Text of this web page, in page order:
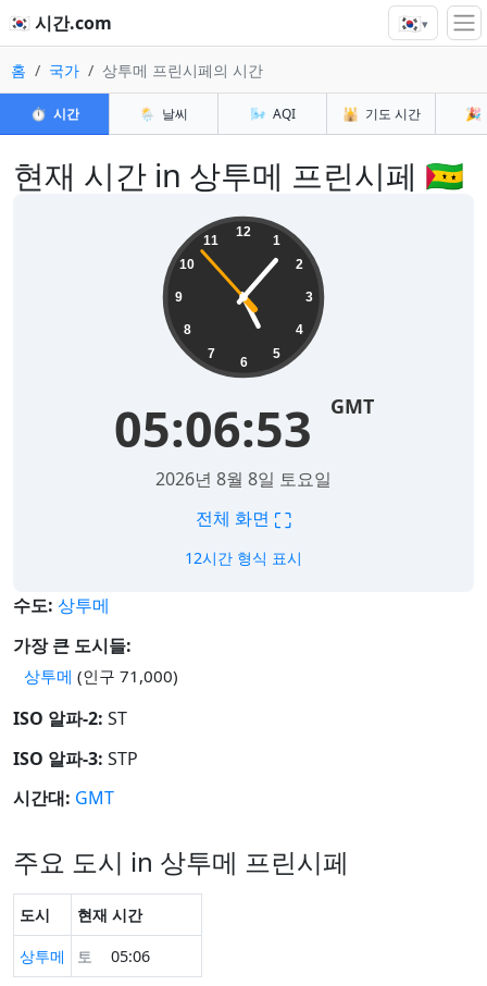
🇰🇷 시간.com 🇰🇷▾
홈 국가 상투메 프린시페의 시간
⏱️ 시간 🌦️ 날씨 🌬️ AQI 🕌 기도 시간 🎉
현재 시간 in 상투메 프린시페 🇸🇹
12
1
2
3
4
5
6
7
8
9
10
11
05:06:53 GMT
2026년 8월 8일 토요일
전체 화면 ⛶
12시간 형식 표시
수도: 상투메
가장 큰 도시들:
상투메 (인구 71,000)
ISO 알파-2: ST
ISO 알파-3: STP
시간대: GMT
주요 도시 in 상투메 프린시페
도시
현재 시간
상투메
토 05:06